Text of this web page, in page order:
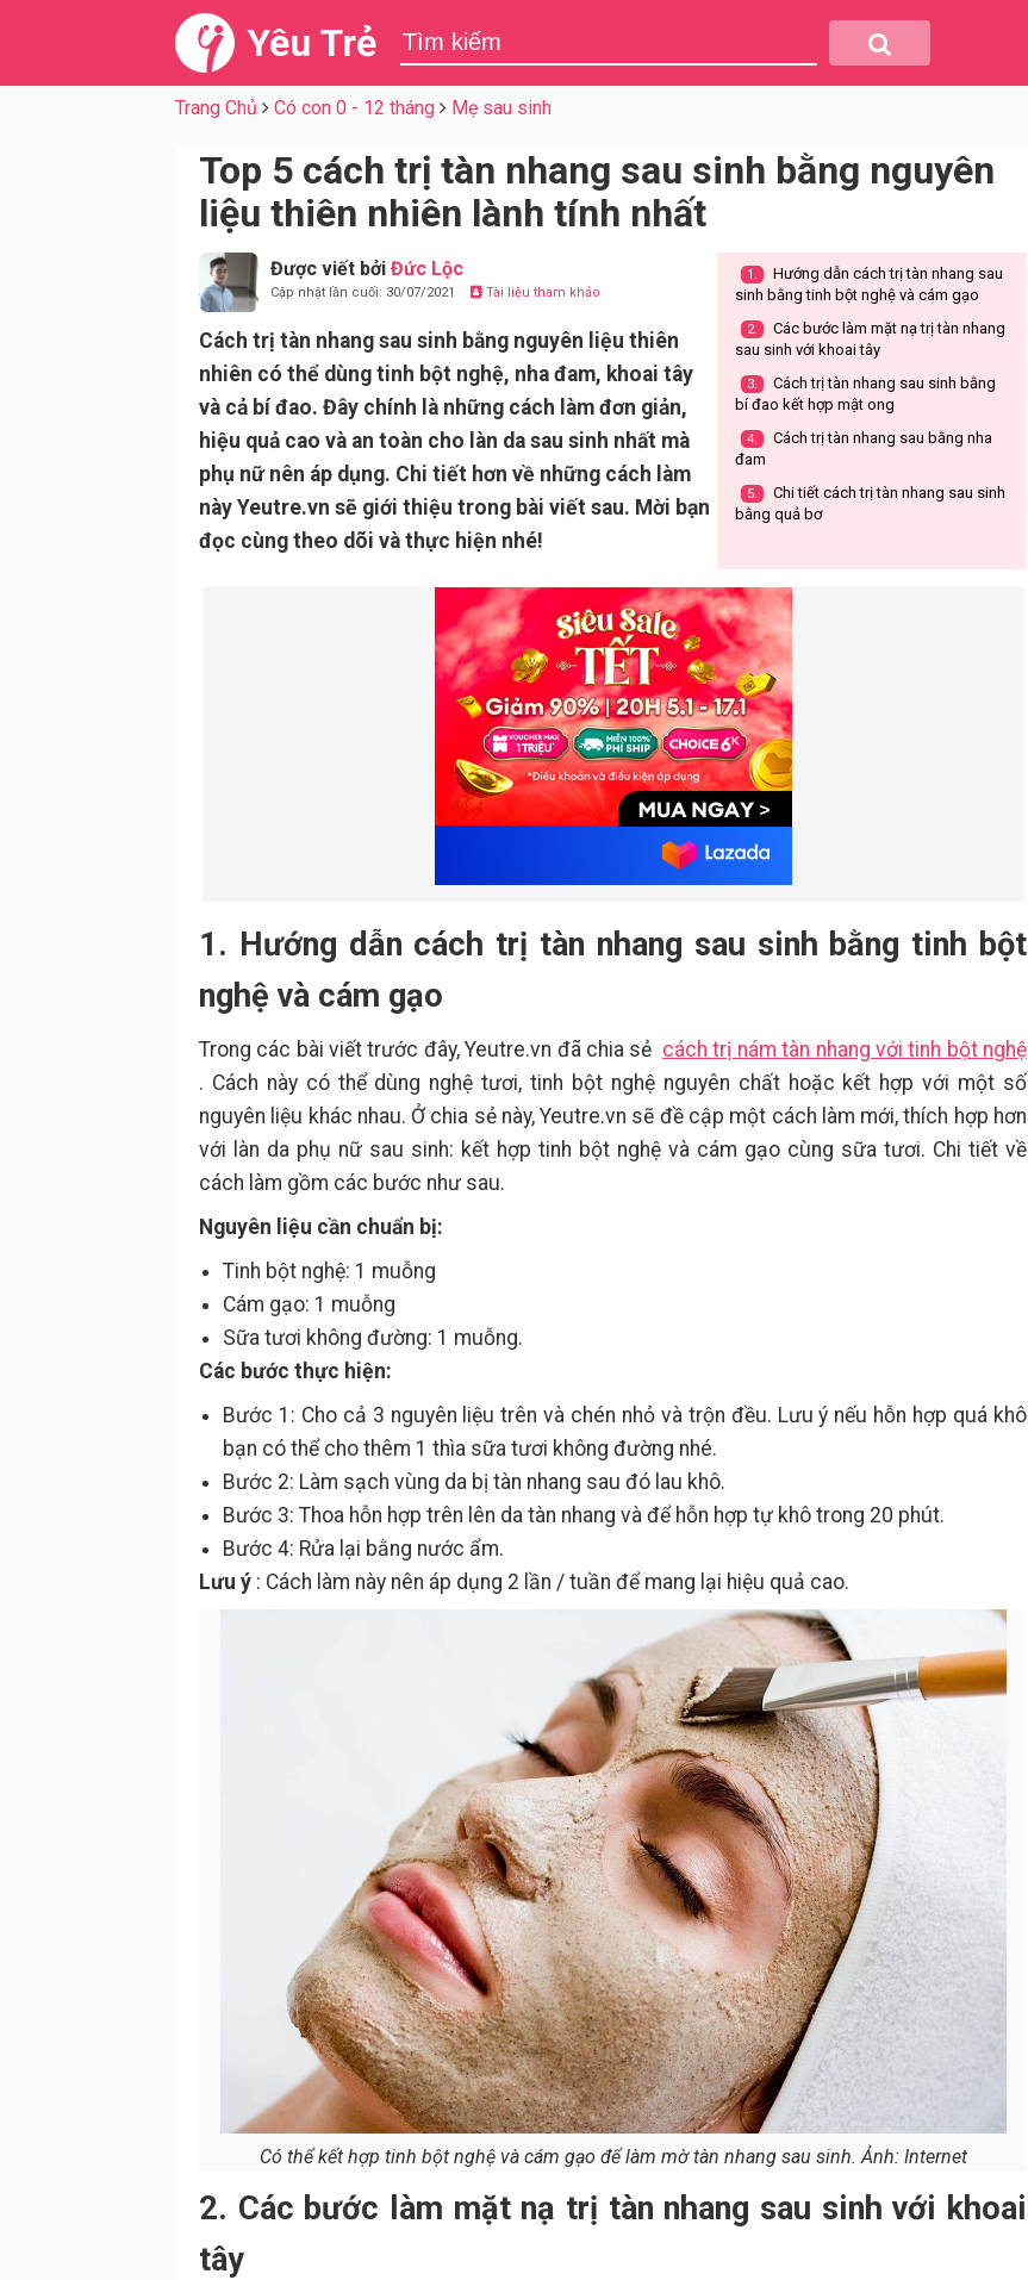
Yêu Trẻ
Trang Chủ Có con 0 - 12 tháng Mẹ sau sinh
Top 5 cách trị tàn nhang sau sinh bằng nguyên
liệu thiên nhiên lành tính nhất
Được viết bởi Đức Lộc
Cập nhật lần cuối: 30/07/2021 Tài liệu tham khảo
Cách trị tàn nhang sau sinh bằng nguyên liệu thiên
nhiên có thể dùng tinh bột nghệ, nha đam, khoai tây
và cả bí đao. Đây chính là những cách làm đơn giản,
hiệu quả cao và an toàn cho làn da sau sinh nhất mà
phụ nữ nên áp dụng. Chi tiết hơn về những cách làm
này Yeutre.vn sẽ giới thiệu trong bài viết sau. Mời bạn
đọc cùng theo dõi và thực hiện nhé!
1.
Hướng dẫn cách trị tàn nhang sau
sinh bằng tinh bột nghệ và cám gạo
2.
Các bước làm mặt nạ trị tàn nhang
sau sinh với khoai tây
3.
Cách trị tàn nhang sau sinh bằng
bí đao kết hợp mật ong
4.
Cách trị tàn nhang sau bằng nha
đam
5.
Chi tiết cách trị tàn nhang sau sinh
bằng quả bơ
1. Hướng dẫn cách trị tàn nhang sau sinh bằng tinh bột
nghệ và cám gạo
Trong các bài viết trước đây, Yeutre.vn đã chia sẻ cách trị nám tàn nhang với tinh bột nghệ
. Cách này có thể dùng nghệ tươi, tinh bột nghệ nguyên chất hoặc kết hợp với một số
nguyên liệu khác nhau. Ở chia sẻ này, Yeutre.vn sẽ đề cập một cách làm mới, thích hợp hơn
với làn da phụ nữ sau sinh: kết hợp tinh bột nghệ và cám gạo cùng sữa tươi. Chi tiết về
cách làm gồm các bước như sau.
Nguyên liệu cần chuẩn bị:
Tinh bột nghệ: 1 muỗng
Cám gạo: 1 muỗng
Sữa tươi không đường: 1 muỗng.
Các bước thực hiện:
Bước 1: Cho cả 3 nguyên liệu trên và chén nhỏ và trộn đều. Lưu ý nếu hỗn hợp quá khô
bạn có thể cho thêm 1 thìa sữa tươi không đường nhé.
Bước 2: Làm sạch vùng da bị tàn nhang sau đó lau khô.
Bước 3: Thoa hỗn hợp trên lên da tàn nhang và để hỗn hợp tự khô trong 20 phút.
Bước 4: Rửa lại bằng nước ẩm.
Lưu ý : Cách làm này nên áp dụng 2 lần / tuần để mang lại hiệu quả cao.
Có thể kết hợp tinh bột nghệ và cám gạo để làm mờ tàn nhang sau sinh. Ảnh: Internet
2. Các bước làm mặt nạ trị tàn nhang sau sinh với khoai
tây